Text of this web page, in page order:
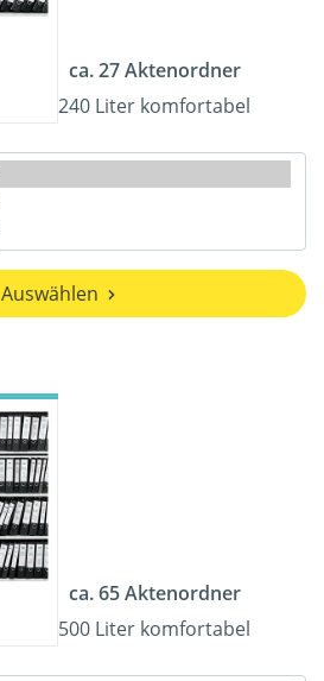
ca. 27 Aktenordner
240 Liter komfortabel
Auswählen
ca. 65 Aktenordner
500 Liter komfortabel